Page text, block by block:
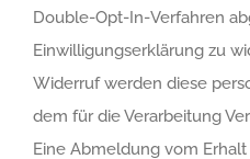
Double-Opt-In-Verfahren
Einwilligungserklärung zu
Widerruf werden diese
dem für die Verarbeitung
Eine Abmeldung vom